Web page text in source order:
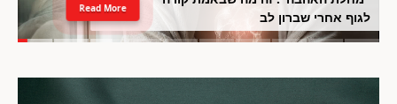
לגוף אחרי שברון לב
Read More